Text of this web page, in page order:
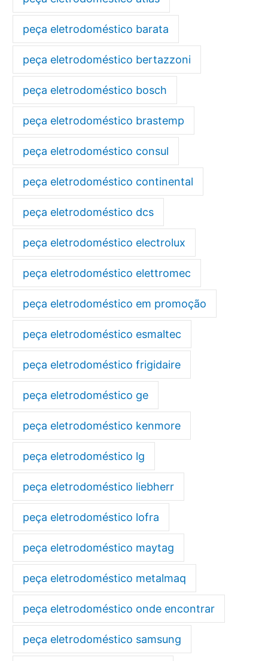
peça eletrodoméstico barata
peça eletrodoméstico bertazzoni
peça eletrodoméstico bosch
peça eletrodoméstico brastemp
peça eletrodoméstico consul
peça eletrodoméstico continental
peça eletrodoméstico dcs
peça eletrodoméstico electrolux
peça eletrodoméstico elettromec
peça eletrodoméstico em promoção
peça eletrodoméstico esmaltec
peça eletrodoméstico frigidaire
peça eletrodoméstico ge
peça eletrodoméstico kenmore
peça eletrodoméstico lg
peça eletrodoméstico liebherr
peça eletrodoméstico lofra
peça eletrodoméstico maytag
peça eletrodoméstico metalmaq
peça eletrodoméstico onde encontrar
peça eletrodoméstico samsung